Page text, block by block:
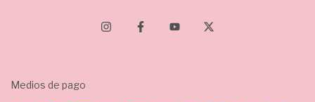
Medios de pago